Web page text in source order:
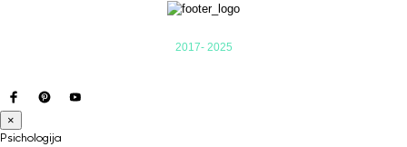
2017- 2025
×
Psichologija